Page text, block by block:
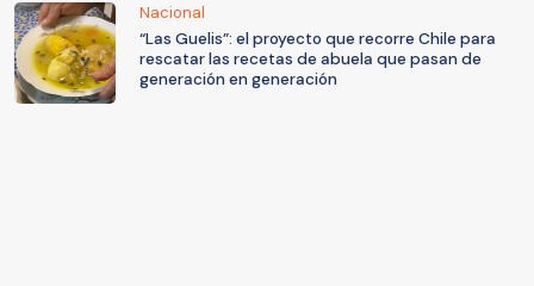
Nacional
“Las Guelis”: el proyecto que recorre Chile para
rescatar las recetas de abuela que pasan de
generación en generación